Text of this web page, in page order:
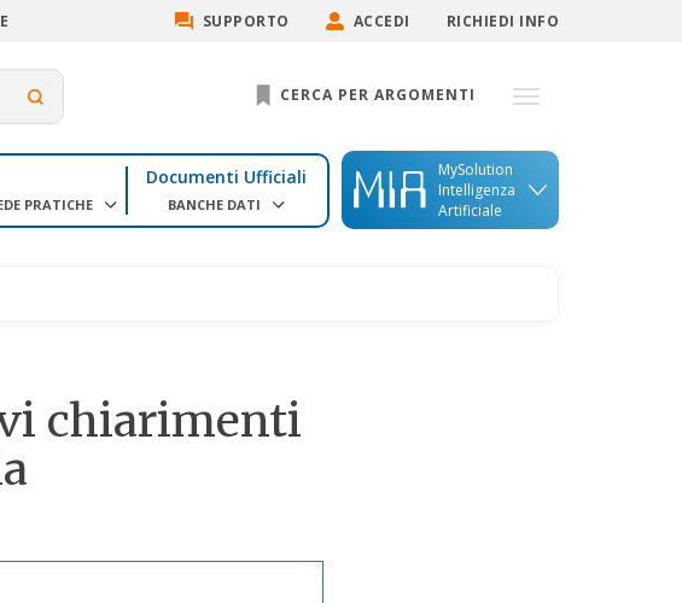
SUPPORTO ACCEDI RICHIEDI INFO
CERCA PER ARGOMENTI
PRATICHE
Documenti Ufficiali
BANCHE DATI
MySolution
Intelligenza
Artificiale
chiarimenti